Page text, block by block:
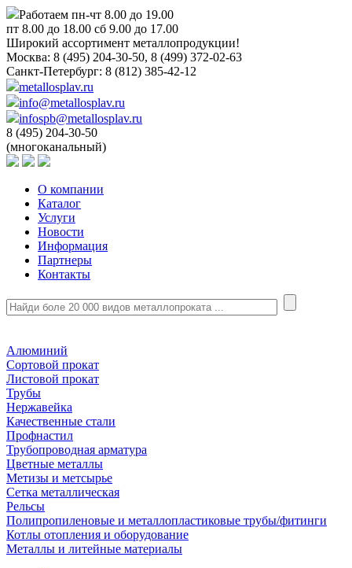
Работаем пн-чт 8.00 до 19.00
пт 8.00 до 18.00 сб 9.00 до 17.00
Широкий ассортимент металлопродукции!
Москва: 8 (495) 204-30-50, 8 (499) 372-02-63
Санкт-Петербург: 8 (812) 385-42-12
metallosplav.ru
info@metallosplav.ru
infospb@metallosplav.ru
8 (495) 204-30-50
(многоканальный)
О компании
Каталог
Услуги
Новости
Информация
Партнеры
Контакты
Алюминий
Сортовой прокат
Листовой прокат
Трубы
Нержавейка
Качественные стали
Профнастил
Трубопроводная арматура
Цветные металлы
Метизы и метсырье
Сетка металлическая
Рельсы
Полипропиленовые и металлопластиковые трубы/фитинги
Котлы отопления и оборудование
Металлы и литейные материалы